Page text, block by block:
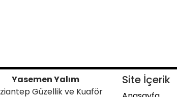
Yasemen Yalım
Güzellik ve Kuaför
Site İçerik